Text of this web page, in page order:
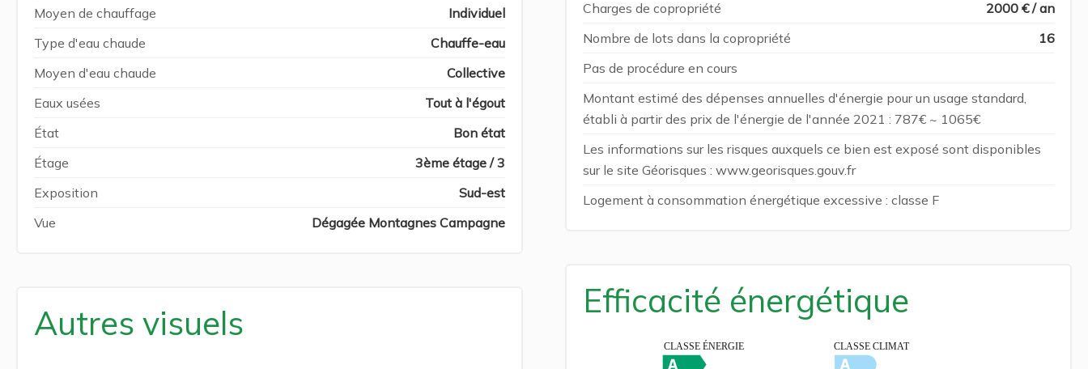
Moyen de chauffage
Individuel
Type d'eau chaude
Chauffe-eau
Moyen d'eau chaude
Collective
Eaux usées
Tout à l'égout
État
Bon état
Étage
3ème étage / 3
Exposition
Sud-est
Vue
Dégagée Montagnes Campagne
Autres visuels
Charges de copropriété
2000 € / an
Nombre de lots dans la copropriété
16
Pas de procédure en cours
Montant estimé des dépenses annuelles d'énergie pour un usage standard,
établi à partir des prix de l'énergie de l'année 2021 : 787€ ~ 1065€
Les informations sur les risques auxquels ce bien est exposé sont disponibles
sur le site Géorisques : www.georisques.gouv.fr
Logement à consommation énergétique excessive : classe F
Efficacité énergétique